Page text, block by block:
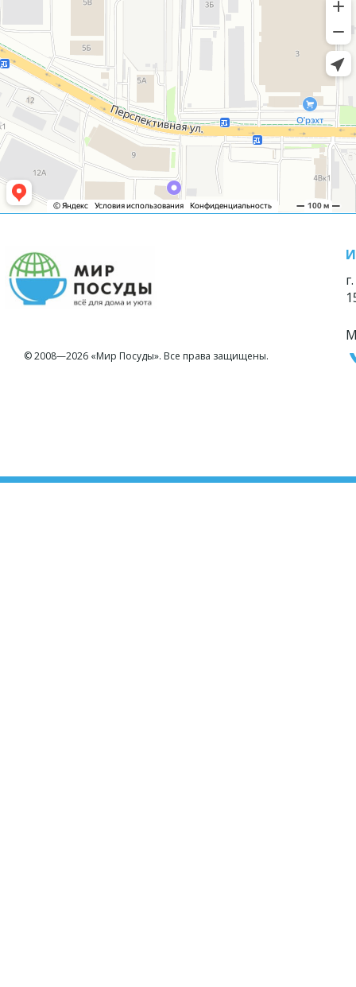
© 2008—2026 «Мир Посуды». Все права защищены.